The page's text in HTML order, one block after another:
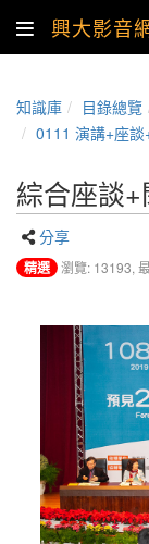
興大影音
知識庫 目錄總覽
0111 演講+座
綜合座談
分享
精選 瀏覽: 13193,